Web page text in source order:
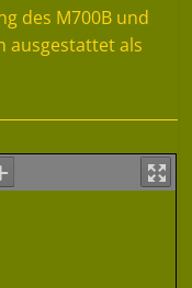
des M700B und
ausgestattet als